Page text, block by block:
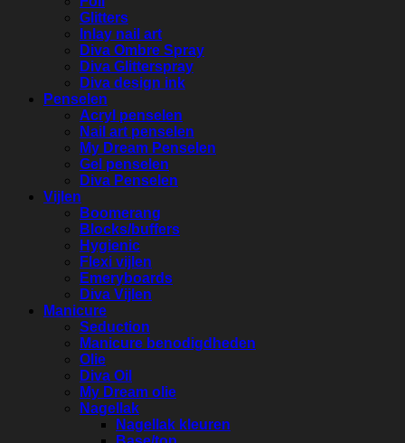
Glitters
Inlay nail art
Diva Ombre Spray
Diva Glitterspray
Diva design ink
Penselen
Acryl penselen
Nail art penselen
My Dream Penselen
Gel penselen
Diva Penselen
Vijlen
Boomerang
Blocks/buffers
Hygienic
Flexi vijlen
Emeryboards
Diva Vijlen
Manicure
Seduction
Manicure benodigdheden
Olie
Diva Oil
My Dream olie
Nagellak
Nagellak kleuren